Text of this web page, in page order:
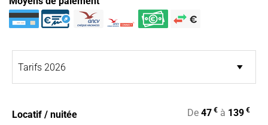
Locatif / nuitée De 47 € à 139 €